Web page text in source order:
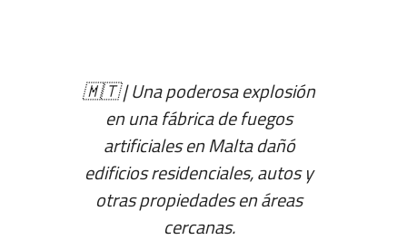
🇲🇹 | Una poderosa explosión
en una fábrica de fuegos
artificiales en Malta dañó
edificios residenciales, autos y
otras propiedades en áreas
cercanas.